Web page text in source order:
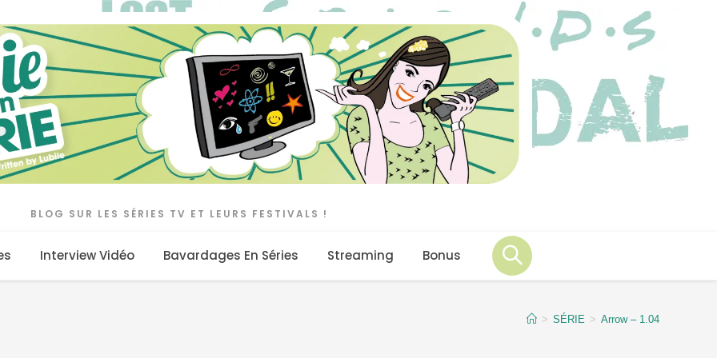
BLOG SUR LES SÉRIES TV ET LEURS FESTIVALS !
Interview Vidéo Bavardages En Séries Streaming Bonus
> SÉRIE > Arrow – 1.04